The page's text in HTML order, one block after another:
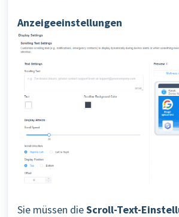
Anzeigeeinstellungen
Sie müssen dieScroll-Text-